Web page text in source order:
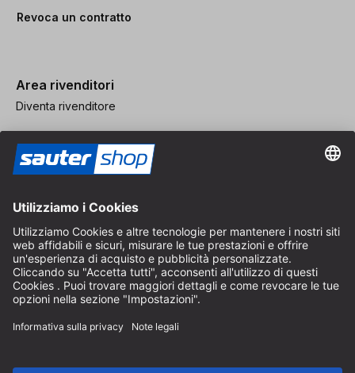
Revoca un contratto
Area rivenditori
Diventa rivenditore
CGV
Protezione dei Dati
Impostazioni dei Cookie
della Germania per pacchi di dimensioni standard, esclusi articoli